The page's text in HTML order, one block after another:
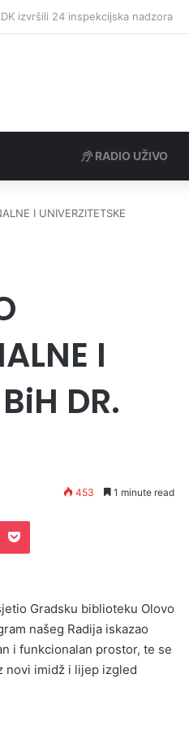
mjesto – Bingo Ljetno kino Tuzla
RADIO UŽIVO
I UNIVERZITETSKE
I
DR.
453 1 minute read
Pocket
Gradsku biblioteku Olovo
našeg Radija iskazao
i funkcionalan prostor, te se
novi imidž i lijep izgled